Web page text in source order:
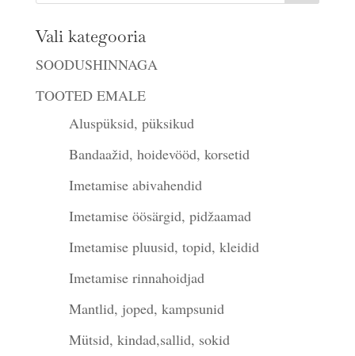
Vali kategooria
SOODUSHINNAGA
TOOTED EMALE
Aluspüksid, püksikud
Bandaažid, hoidevööd, korsetid
Imetamise abivahendid
Imetamise öösärgid, pidžaamad
Imetamise pluusid, topid, kleidid
Imetamise rinnahoidjad
Mantlid, joped, kampsunid
Mütsid, kindad,sallid, sokid